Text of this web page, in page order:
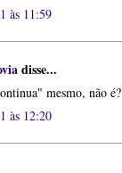
às 11:59
disse...
mesmo, não é?
às 12:20